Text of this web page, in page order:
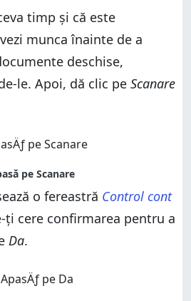
timp și că este
munca înainte de a
deschise,
le. Apoi, dă clic pe Scanare
o fereastră Control cont
ți cere confirmarea pentru a
Da.